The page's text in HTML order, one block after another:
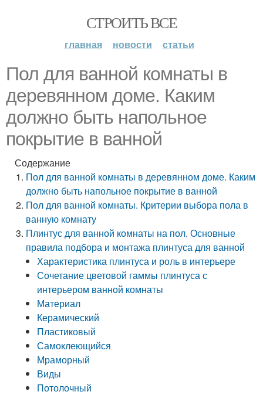
СТРОИТЬ ВСЕ
главная новости статьи
Пол для ванной комнаты в
деревянном доме. Каким
должно быть напольное
покрытие в ванной
Содержание
Пол для ванной комнаты в деревянном доме. Каким
должно быть напольное покрытие в ванной
Пол для ванной комнаты. Критерии выбора пола в
ванную комнату
Плинтус для ванной комнаты на пол. Основные
правила подбора и монтажа плинтуса для ванной
Характеристика плинтуса и роль в интерьере
Сочетание цветовой гаммы плинтуса с
интерьером ванной комнаты
Материал
Керамический
Пластиковый
Самоклеющийся
Мраморный
Виды
Потолочный